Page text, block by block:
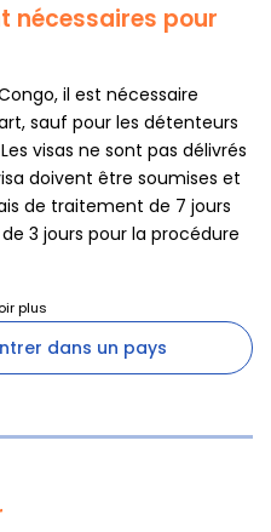
nécessaires pour
il est nécessaire
sauf pour les détenteurs
visas ne sont pas délivrés
doivent être soumises et
de traitement de 7 jours
3 jours pour la procédure
dans un pays